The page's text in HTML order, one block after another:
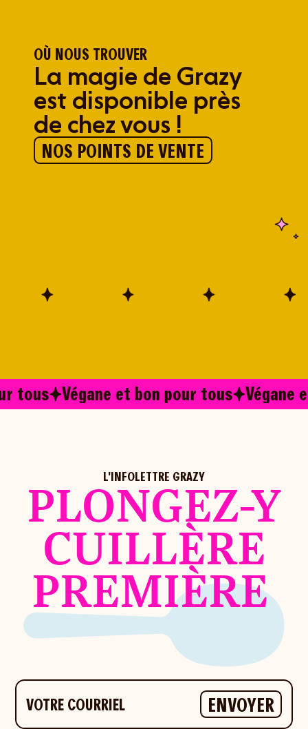
OÙ NOUS TROUVER
La magie de Grazy
est disponible près
de chez vous !
NOS POINTS DE VENTE
tous Végane et bon pour tous Végane
L'INFOLETTRE GRAZY
PLONGEZ-Y
CUILLÈRE
PREMIÈRE
Votre courriel ENVOYER